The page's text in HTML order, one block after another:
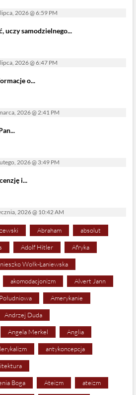
2026 @ 6:59 PM
uczy samodzielnego...
2026 @ 6:47 PM
o...
2026 @ 2:41 PM
2026 @ 3:49 PM
i...
2026 @ 10:42 AM
Abraham absolut
Adolf Hitler Afryka
Wołk-Łaniewska
akomodacjonizm Alvert Jann
Amerykanie
Andrzej Duda
Angela Merkel Anglia
antykoncepcja
Boga Ateizm ateizm